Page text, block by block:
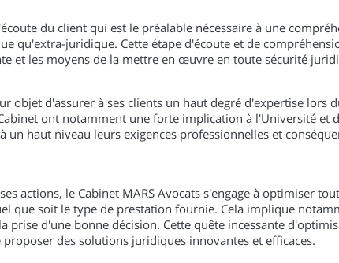
du client qui est le préalable nécessaire à une
qu'extra-juridique. Cette étape d'écoute et de
et les moyens de la mettre en œuvre en toute sécurité
objet d'assurer à ses clients un haut degré d'expertise lors
ont notamment une forte implication à l'Université et
un haut niveau leurs exigences professionnelles et
actions, le Cabinet MARS Avocats s'engage à optimiser
que soit le type de prestation fournie. Cela implique
prise d'une bonne décision. Cette quête incessante
des solutions juridiques innovantes et efficaces.